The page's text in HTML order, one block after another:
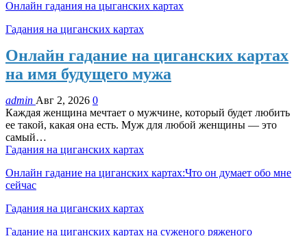
Онлайн гадания на цыганских картах
Гадания на циганских картах
Онлайн гадание на циганских картах
на имя будущего мужа
admin Авг 2, 2026 0
Каждая женщина мечтает о мужчине, который будет любить
ее такой, какая она есть. Муж для любой женщины — это
самый…
Гадания на циганских картах
Онлайн гадание на циганских картах:Что он думает обо мне
сейчас
Гадания на циганских картах
Гадание на циганских картах на суженого ряженого